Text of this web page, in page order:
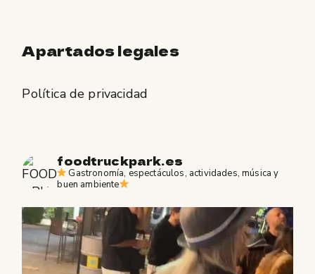
Apartados legales
Política de privacidad
foodtruckpark.es
Gastronomía, espectáculos, actividades, música y
buen ambiente